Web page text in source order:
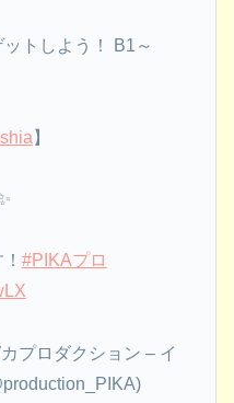
トしよう！ B1～
】
#PIKAプロ
プロダクション – イ